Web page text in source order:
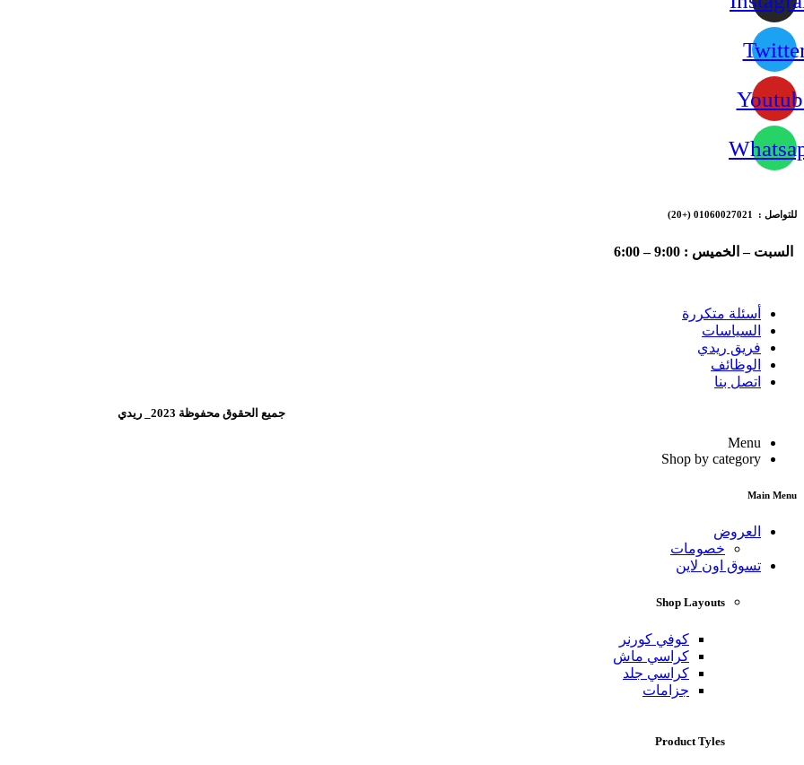
للتواصل : 01060027021 (+20)
السبت – الخميس : 9:00 – 6:00
أسئلة متكررة
السياسات
فريق ريدي
الوظائف
اتصل بنا
جميع الحقوق محفوظة 2023_ ريدي
Menu
Shop by category
Main Menu
العروض
خصومات
تسوق اون لاين
Shop Layouts
كوفي كورنر
كراسي ماش
كراسي جلد
جزامات
Product Tyles